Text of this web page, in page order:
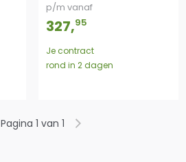
p/m vanaf
327,95
Je contract
rond in 2 dagen
Pagina 1 van 1